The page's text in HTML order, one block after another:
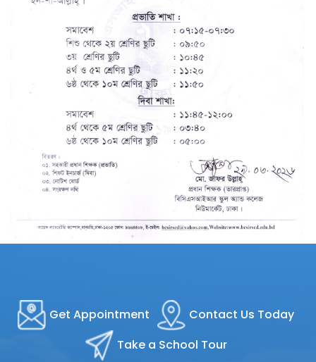
Get Appointment
Contact Us Today
Take a School Tour